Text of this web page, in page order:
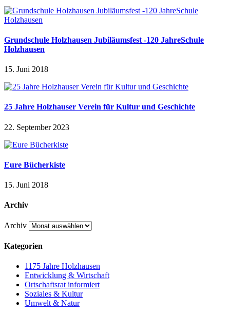
Grundschule Holzhausen Jubiläumsfest -120 JahreSchule
Holzhausen
15. Juni 2018
25 Jahre Holzhauser Verein für Kultur und Geschichte
22. September 2023
Eure Bücherkiste
15. Juni 2018
Archiv
Archiv
Kategorien
1175 Jahre Holzhausen
Entwicklung & Wirtschaft
Ortschaftsrat informiert
Soziales & Kultur
Umwelt & Natur